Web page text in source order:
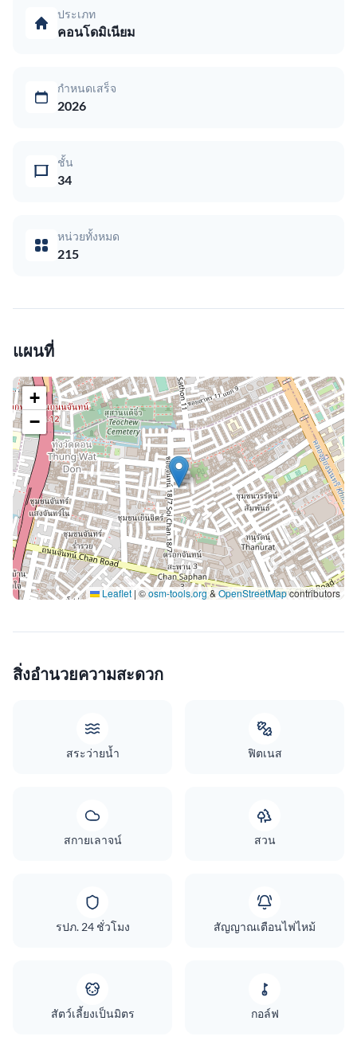
ประเภท
คอนโดมิเนียม
กำหนดเสร็จ
2026
ชั้น
34
หน่วยทั้งหมด
215
แผนที่
+
−
Leaflet | ©osm-tools.org&OpenStreetMapcontributors
สิ่งอำนวยความสะดวก
สระว่ายน้ำ ฟิตเนส
สกายเลาจน์ สวน
รปภ. 24 ชั่วโมง สัญญาณเตือนไฟไหม้
สัตว์เลี้ยงเป็นมิตร กอล์ฟ